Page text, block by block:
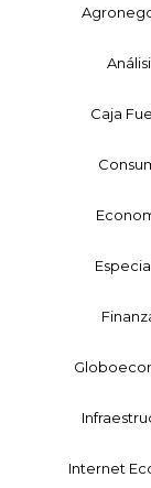
Caja
Internet